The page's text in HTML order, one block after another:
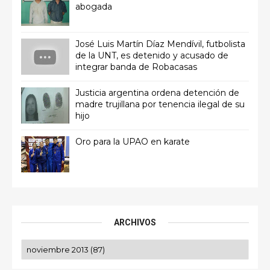
abogada
José Luis Martín Díaz Mendívil, futbolista
de la UNT, es detenido y acusado de
integrar banda de Robacasas
Justicia argentina ordena detención de
madre trujillana por tenencia ilegal de su
hijo
Oro para la UPAO en karate
ARCHIVOS